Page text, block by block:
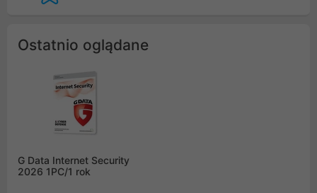
Ostatnio oglądane
G Data Internet Security
2026 1PC/1 rok